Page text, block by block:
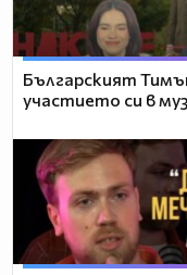
Българският
участието си в